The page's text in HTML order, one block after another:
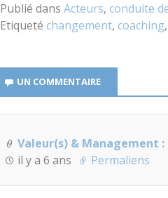
Publié dans Acteurs, conduite
Etiqueté changement, coaching,
UN COMMENTAIRE
Valeur(s) & Management
il y a 6 ans
Permaliens